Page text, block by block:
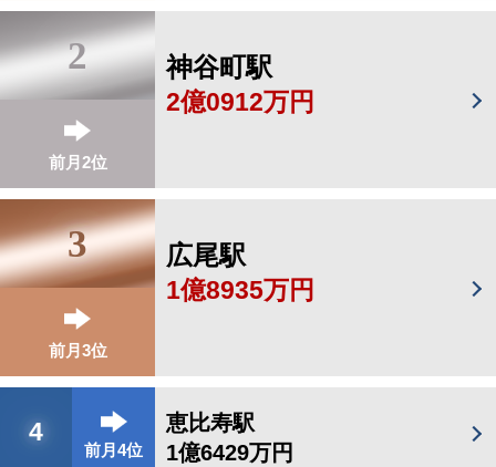
2
前月2位
神谷町駅
2億0912万円
3
前月3位
広尾駅
1億8935万円
4
前月4位
恵比寿駅
1億6429万円